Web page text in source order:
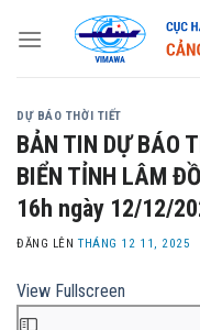
DỰ BÁO THỜI TIẾT
BẢN TIN DỰ BÁO
BIỂN TỈNH LÂM
16h ngày 12/12/
ĐĂNG LÊNTHÁNG 12 11, 2025
View Fullscreen